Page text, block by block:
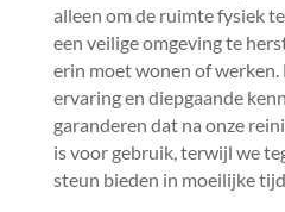
alleen om de ruimte fysiek
een veilige omgeving te
erin moet wonen of
ervaring en diepgaande
garanderen dat na onze
is voor gebruik, terwijl we
steun bieden in moeilijke